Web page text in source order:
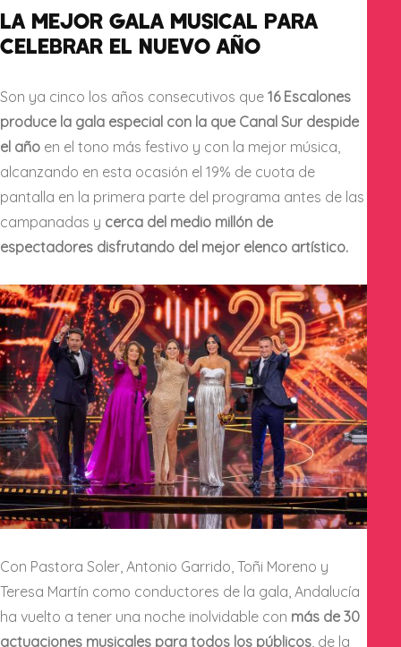
LA MEJOR GALA MUSICAL PARA
CELEBRAR EL NUEVO AÑO
Son ya cinco los años consecutivos que 16 Escalones
produce la gala especial con la que Canal Sur despide
el año en el tono más festivo y con la mejor música,
alcanzando en esta ocasión el 19% de cuota de
pantalla en la primera parte del programa antes de las
campanadas y cerca del medio millón de
espectadores disfrutando del mejor elenco artístico.
Con Pastora Soler, Antonio Garrido, Toñi Moreno y
Teresa Martín como conductores de la gala, Andalucía
ha vuelto a tener una noche inolvidable con más de 30
actuaciones musicales para todos los públicos, de la